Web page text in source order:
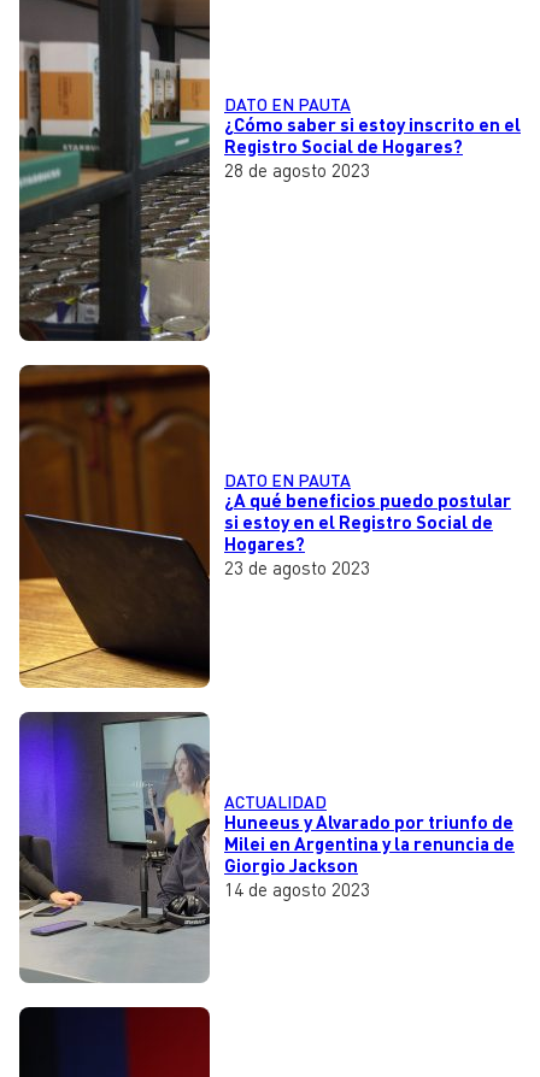
DATO EN PAUTA
¿Cómo saber si estoy inscrito en el
Registro Social de Hogares?
28 de agosto 2023
DATO EN PAUTA
¿A qué beneficios puedo postular
si estoy en el Registro Social de
Hogares?
23 de agosto 2023
ACTUALIDAD
Huneeus y Alvarado por triunfo de
Milei en Argentina y la renuncia de
Giorgio Jackson
14 de agosto 2023